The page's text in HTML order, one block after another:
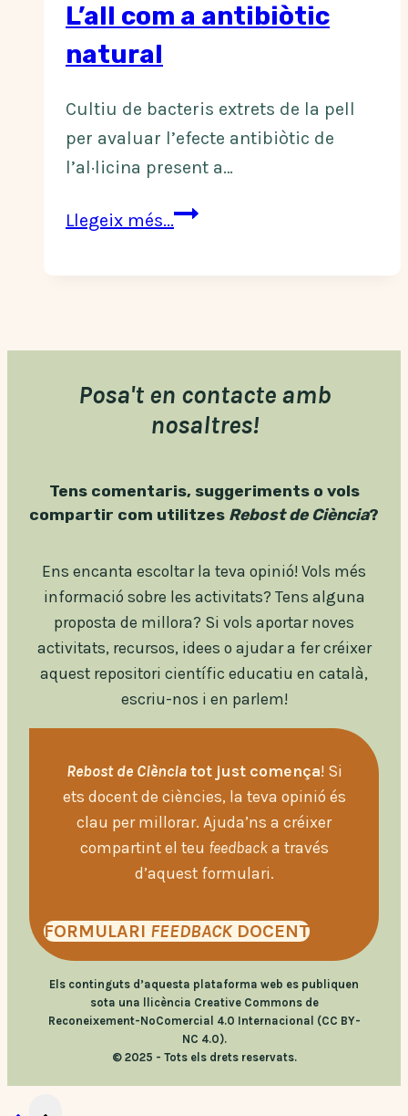
L’all com a antibiòtic
natural
Cultiu de bacteris extrets de la pell
per avaluar l’efecte antibiòtic de
l’al·licina present a…
Llegeix més...L’all
a
Posa't en contacte amb
nosaltres!
Tens comentaris, suggeriments o vols
compartir com utilitzes Rebost de Ciència?
Ens encanta escoltar la teva opinió! Vols més
informació sobre les activitats? Tens alguna
proposta de millora? Si vols aportar noves
activitats, recursos, idees o ajudar a fer créixer
aquest repositori científic educatiu en català,
escriu-nos i en parlem!
Rebost de Ciència tot just comença! Si
ets docent de ciències, la teva opinió és
clau per millorar. Ajuda’ns a créixer
compartint el teu feedbacka través
d’aquest formulari.
FORMULARI FEEDBACKDOCENT
Els continguts d’aquesta plataforma web es publiquen
sota una llicència Creative Commons de
Reconeixement-NoComercial 4.0 Internacional (CC BY-
NC 4.0).
© 2025 - Tots els drets reservats.